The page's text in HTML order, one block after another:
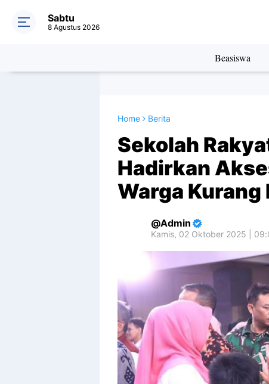
Sabtu
8 Agustus 2026
Beasiswa
Home Berita
Sekolah
Hadirkan
Warga Kurang
Admin
Kamis, 02 Oktober 2025 |